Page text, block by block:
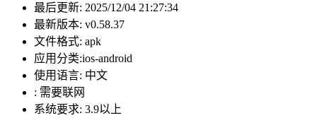
最后更新: 2025/12/04 21:27:34
最新版本: v0.58.37
文件格式: apk
应用分类:ios-android
使用语言: 中文
: 需要联网
系统要求: 3.9以上